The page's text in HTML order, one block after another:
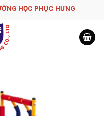
HỌC PHỤC H­ƯNG